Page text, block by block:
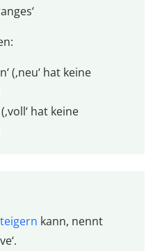
(‚neu‘ hat keine
hat keine
kann, nennt